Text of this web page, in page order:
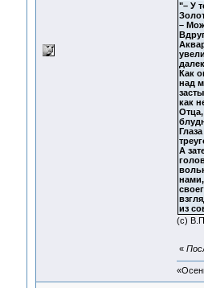
"– У
–
Как
над
как
А
из
(с)
«